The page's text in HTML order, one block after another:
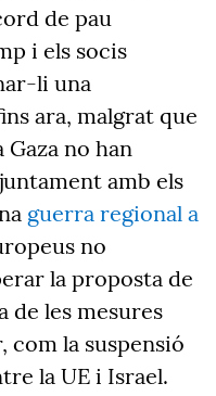
de pau
i els socis
li una
ara, malgrat que
no han
amb els
guerra regional a
no
la proposta de
de les mesures
com la suspensió
la UE i Israel.